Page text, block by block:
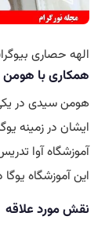
الهه حصاری
همکاری با
هومن سیدی در
ایشان در زمینه
آموزشگاه آوا
این آموزشگاه
نقش مورد علاقه